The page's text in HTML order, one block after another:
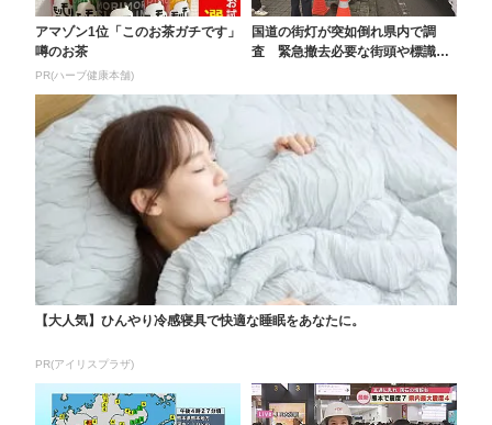
アマゾン1位「このお茶ガチです」
噂のお茶
PR(ハーブ健康本舗)
国道の街灯が突如倒れ県内で調
査 緊急撤去必要な街頭や標識が
【大人気】ひんやり冷感寝具で快適な睡眠をあなたに。
PR(アイリスプラザ)